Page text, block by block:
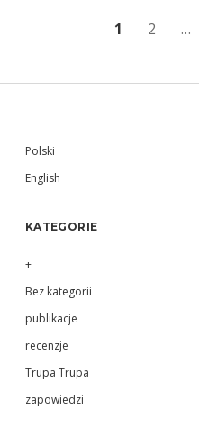
Stronicowanie
1 2 …
Sidebar
Polski
English
KATEGORIE
+
Bez kategorii
publikacje
recenzje
Trupa Trupa
zapowiedzi